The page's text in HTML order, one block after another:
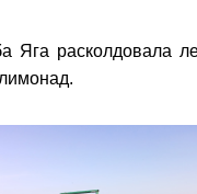
Яга расколдовала